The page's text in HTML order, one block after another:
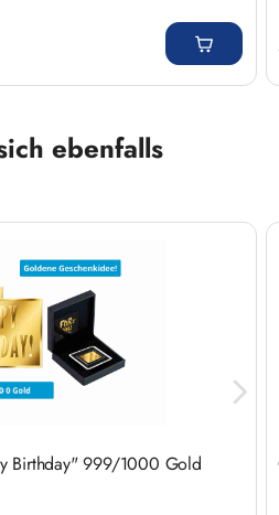
ebenfalls
Birthday" 999/1000 Gold